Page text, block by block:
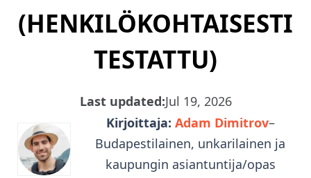
(HENKILÖKOHTAISESTI
TESTATTU)
Last updated:Jul 19, 2026
Kirjoittaja: Adam Dimitrov–
Budapestilainen, unkarilainen ja
kaupungin asiantuntija/opas